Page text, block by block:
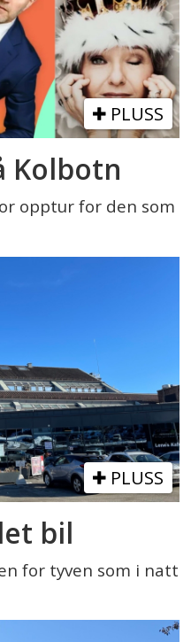
PLUSS
Kolbotn
opptur for den som
PLUSS
bil
for tyven som i natt